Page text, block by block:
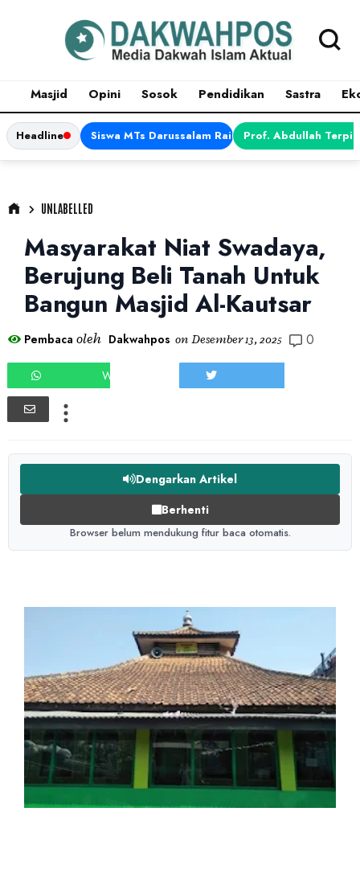
Masjid Opini Sosok Pendidikan Sastra
Headline Siswa MTs Darussalam Raih Juara 1 dalam
Prof. Abdullah
UNLABELLED
Masyarakat Niat Swadaya,
Berujung Beli Tanah Untuk
Bangun Masjid Al-Kautsar
Pembaca oleh Dakwahpos on Desember 13, 2025 0
WHATSAPP
Dengarkan Artikel
Berhenti
Browser belum mendukung fitur baca otomatis.